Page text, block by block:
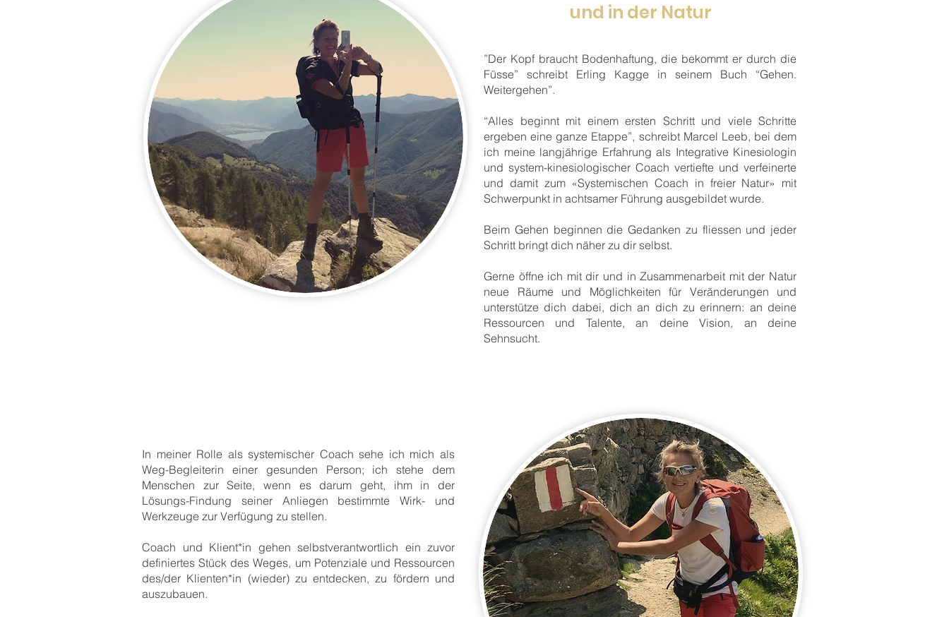
und in der Natur
”Der Kopf braucht Bodenhaftung, die bekommt er durch die
Füsse” schreibt Erling Kagge in seinem Buch “Gehen.
Weitergehen”.
“Alles beginnt mit einem ersten Schritt und viele Schritte
ergeben eine ganze Etappe”, schreibt Marcel Leeb, bei dem
ich meine langjährige Erfahrung als Integrative Kinesiologin
und system-kinesiologischer Coach vertiefte und verfeinerte
und damit zum «Systemischen Coach in freier Natur» mit
Schwerpunkt in achtsamer Führung ausgebildet wurde.
Beim Gehen beginnen die Gedanken zu fliessen und jeder
Schritt bringt dich näher zu dir selbst.
Gerne öffne ich mit dir und in Zusammenarbeit mit der Natur
neue Räume und Möglichkeiten für Veränderungen und
unterstütze dich dabei, dich an dich zu erinnern: an deine
Ressourcen und Talente, an deine Vision, an deine
Sehnsucht.
In meiner Rolle als systemischer Coach sehe ich mich als
Weg-Begleiterin einer gesunden Person; ich stehe dem
Menschen zur Seite, wenn es darum geht, ihm in der
Lösungs-Findung seiner Anliegen bestimmte Wirk- und
Werkzeuge zur Verfügung zu stellen.
Coach und Klient*in gehen selbstverantwortlich ein zuvor
definiertes Stück des Weges, um Potenziale und Ressourcen
des/der Klienten*in (wieder) zu entdecken, zu fördern und
auszubauen.